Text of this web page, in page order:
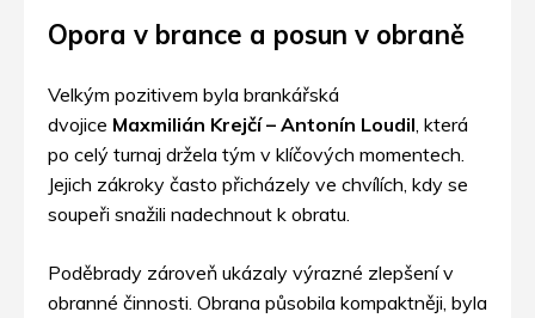
Opora v brance a posun v obraně
Velkým pozitivem byla brankářská
dvojice Maxmilián Krejčí – Antonín Loudil , která
po celý turnaj držela tým v klíčových momentech.
Jejich zákroky často přicházely ve chvílích, kdy se
soupeři snažili nadechnout k obratu.
Poděbrady zároveň ukázaly výrazné zlepšení v
obranné činnosti. Obrana působila kompaktněji, byla